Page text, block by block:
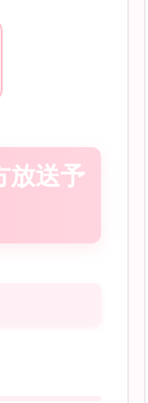
放送予